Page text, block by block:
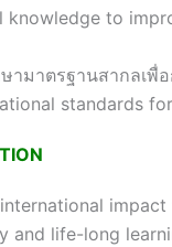
knowledge to
ามาตรฐานสากลเพื่
standards
and life-long